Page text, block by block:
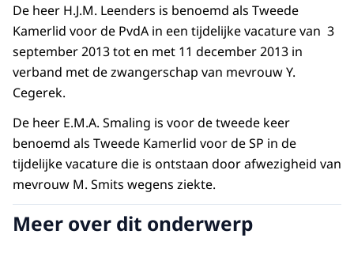
De heer H.J.M. Leenders is benoemd als Tweede
Kamerlid voor de PvdA in een tijdelijke vacature van 3
september 2013 tot en met 11 december 2013 in
verband met de zwangerschap van mevrouw Y.
Cegerek.
De heer E.M.A. Smaling is voor de tweede keer
benoemd als Tweede Kamerlid voor de SP in de
tijdelijke vacature die is ontstaan door afwezigheid van
mevrouw M. Smits wegens ziekte.
Meer over dit onderwerp